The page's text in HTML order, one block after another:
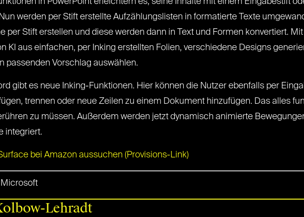
werden per Stift erstellte Aufzählungslisten in formatierte Texte
per Stift erstellen und diese werden dann in Text und Formen konvertiert.
KI aus einfachen, per Inking erstellten Folien, verschiedene Designs
passenden Vorschlag auswählen.
gibt es neue Inking-Funktionen. Hier können die Nutzer ebenfalls per
trennen oder neue Zeilen zu einem Dokument hinzufügen. Das alles
zu müssen. Außerdem werden jetzt dynamisch animierte
integriert.
bei Amazon aussuchen (Provisions-Link)
Microsoft
Lehradt